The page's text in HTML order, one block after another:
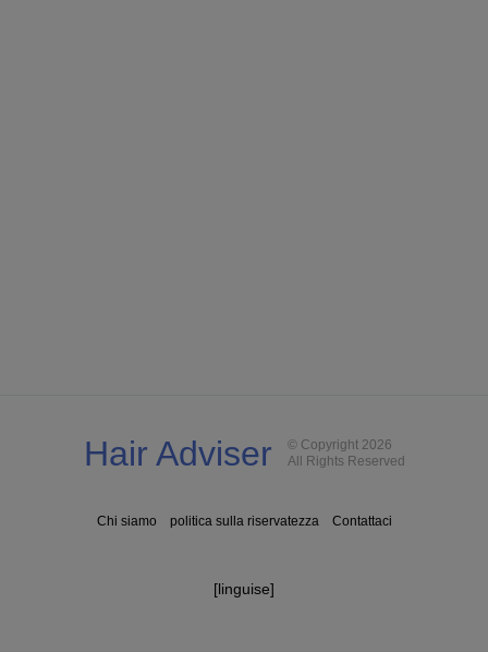
Hair Adviser
© Copyright 2026
All Rights Reserved
Chi siamo politica sulla riservatezza Contattaci
[linguise]